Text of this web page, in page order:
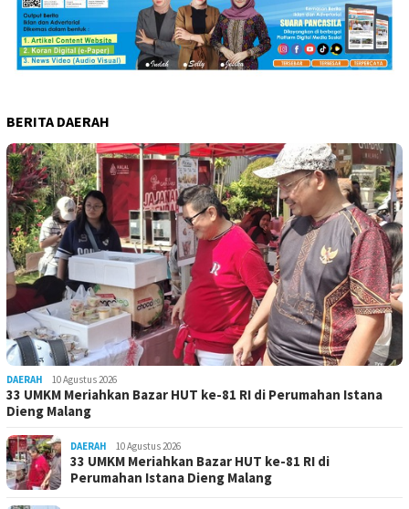
BERITA DAERAH
DAERAH 10 Agustus 2026
33 UMKM Meriahkan Bazar HUT ke-81 RI di Perumahan Istana
Dieng Malang
DAERAH 10 Agustus 2026
33 UMKM Meriahkan Bazar HUT ke-81 RI di
Perumahan Istana Dieng Malang